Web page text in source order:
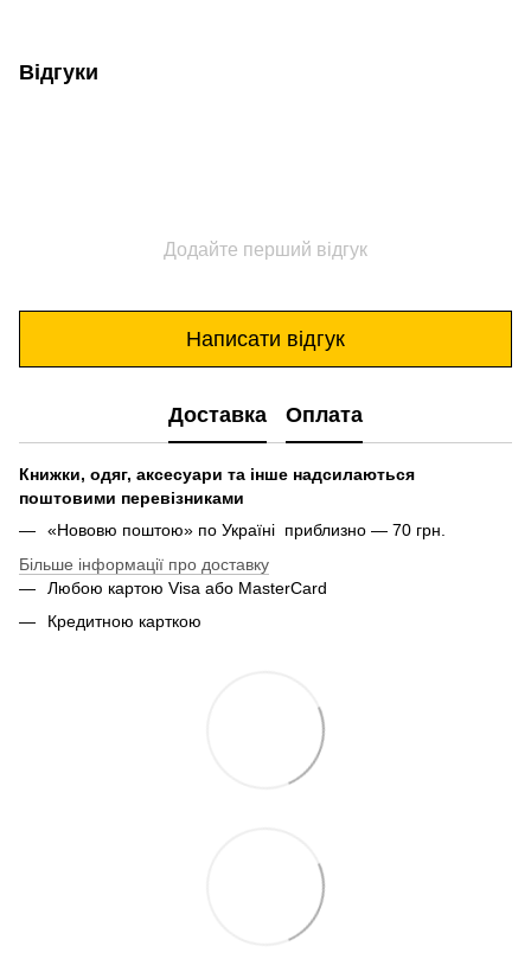
Відгуки
Додайте перший відгук
Написати відгук
Доставка Оплата
Книжки, одяг, аксесуари та інше надсилаються
поштовими перевізниками
«Нововю поштою» по Україні приблизно — 70 грн.
Більше інформації про доставку
Любою картою Visa або MasterCard
Кредитною карткою